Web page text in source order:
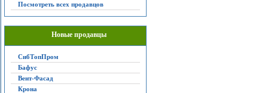
Посмотреть всех продавцов
Новые продавцы
СибТопПром
Бафус
Вент-Фасад
Крона